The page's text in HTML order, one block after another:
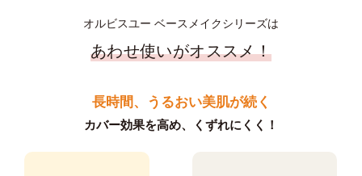
オルビスユー ベースメイクシリーズは
あわせ使いがオススメ！
長時間、うるおい美肌が続く
カバー効果を高め、くずれにくく！